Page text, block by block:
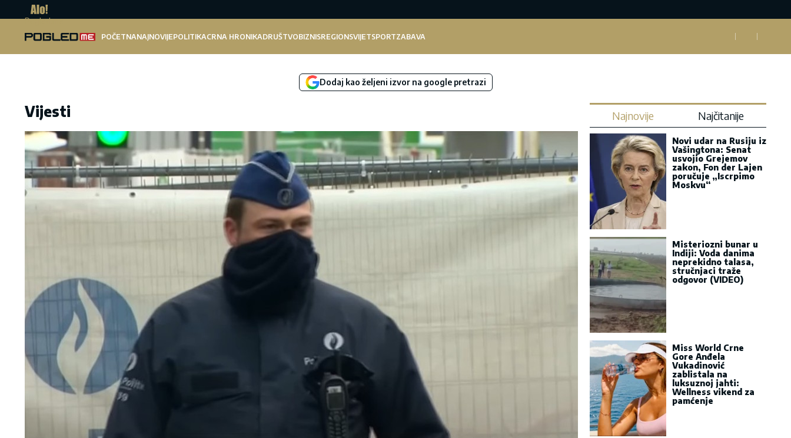
Pogled.me
POČETNANAJNOVIJEPOLITIKACRNA HRONIKADRUŠTVOBIZNISREGIONSVIJETSPORTZABAVA
Dodaj kao željeni izvor na google pretrazi
Vijesti Najnovije Najčitanije
Novi udar na Rusiju iz
Vašingtona: Senat
usvojio Grejemov
zakon, Fon der Lajen
poručuje „Iscrpimo
Moskvu“
Misteriozni bunar u
Indiji: Voda danima
neprekidno talasa,
stručnjaci traže
odgovor (VIDEO)
Miss World Crne
Gore Anđela
Vukadinović
zablistala na
luksuznoj jahti:
Wellness vikend za
pamćenje